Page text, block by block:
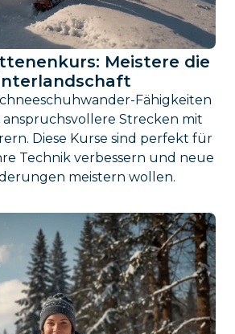
Meistere die
Fähigkeiten
Strecken mit
Diese Kurse sind perfekt für
Technik verbessern und neue
meistern wollen.